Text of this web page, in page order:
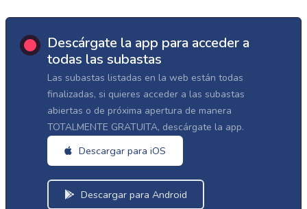
Descárgate la app para acceder a
todas las subastas
Las subastas listadas en la web están todas
finalizadas, si quieres acceder a las subastas
abiertas o de próxima apertura de manera
TOTALMENTE GRATUITA, descárgate la app.
Descargar para iOS
Descargar para Android